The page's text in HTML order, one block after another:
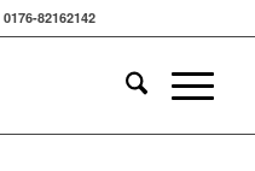
82162142
| INKE